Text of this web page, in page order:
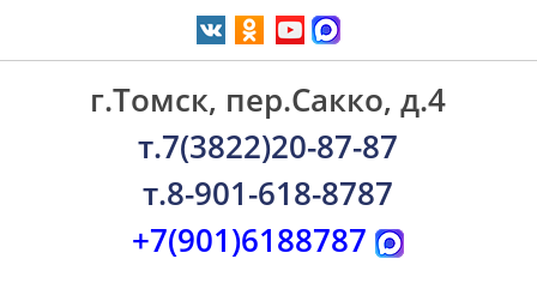
г.Томск, пер.Сакко, д.4
т.7(3822)20-87-87
т.8-901-618-8787
+7(901)6188787